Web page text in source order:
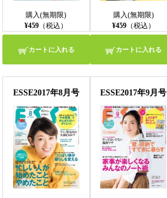
購入(無期限)
¥459 （税込）
カートに入れる
購入(無期限)
¥459（税込）
カートに入れる
ESSE2017年8月号 ESSE2017年9月号